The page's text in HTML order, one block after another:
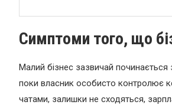
Симптоми того, що
Малий бізнес зазвичай
поки власник особисто контролює
чатами, залишки не сходяться,